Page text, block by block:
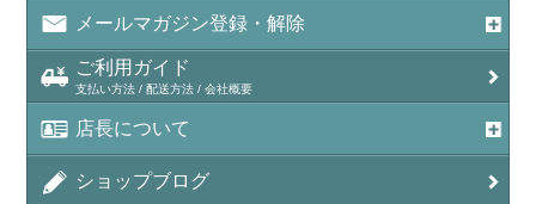
アメシスティンクォーツ（Amethest in quartz）
ラベンダーアメジスト
アメトリン（紫黄水晶/Ametrine）
アラゴナイト（霰石/Aragonite）
メールマガジン登録・解除
ご利用ガイド
支払い方法 / 配送方法 / 会社概要
店長について
ショップブログ